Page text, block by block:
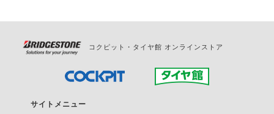
コクピット・タイヤ館 オンラインストア
サイトメニュー